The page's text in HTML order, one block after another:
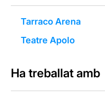
Tarraco Arena
Teatre Apolo
Ha treballat amb